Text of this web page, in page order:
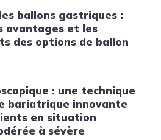
ballons gastriques :
avantages et les
des options de ballon
: une technique
bariatrique innovante
en situation
à sévère